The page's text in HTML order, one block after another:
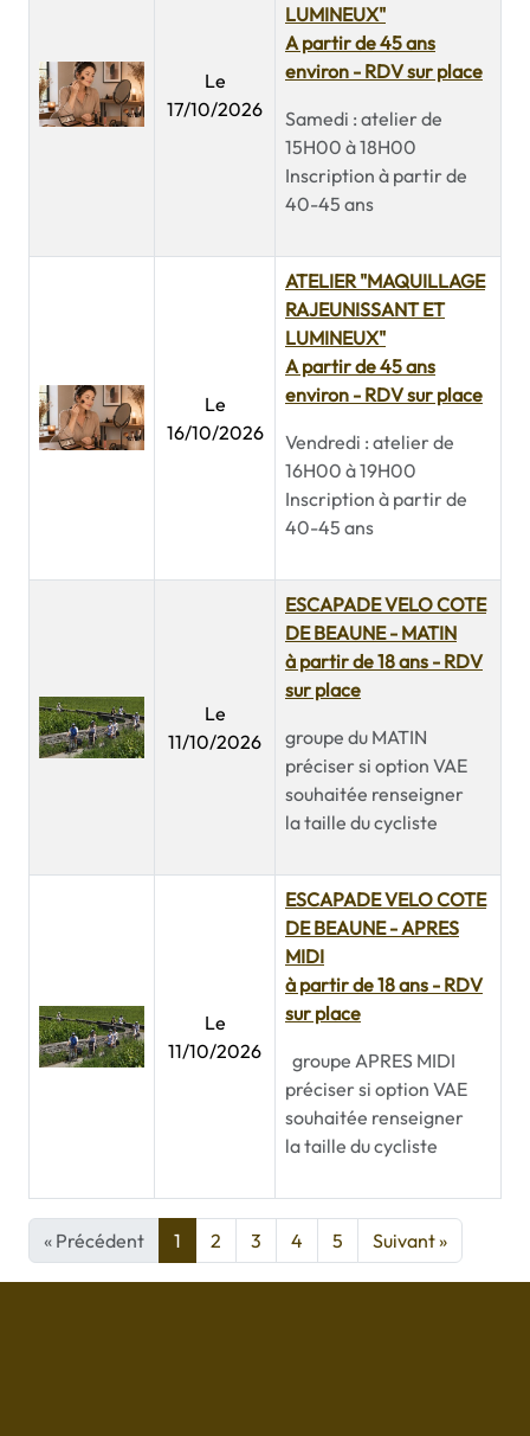
Le
17/10/2026
LUMINEUX"
A partir de 45 ans
environ - RDV sur place
Samedi : atelier de
15H00 à 18H00
Inscription à partir de
40-45 ans
Le
16/10/2026
ATELIER "MAQUILLAGE
RAJEUNISSANT ET
LUMINEUX"
A partir de 45 ans
environ - RDV sur place
Vendredi : atelier de
16H00 à 19H00
Inscription à partir de
40-45 ans
Le
11/10/2026
ESCAPADE VELO COTE
DE BEAUNE - MATIN
à partir de 18 ans - RDV
sur place
groupe du MATIN
préciser si option VAE
souhaitée renseigner
la taille du cycliste
Le
11/10/2026
ESCAPADE VELO COTE
DE BEAUNE - APRES
MIDI
à partir de 18 ans - RDV
sur place
groupe APRES MIDI
préciser si option VAE
souhaitée renseigner
la taille du cycliste
« Précédent 1 2 3 4 5 Suivant »